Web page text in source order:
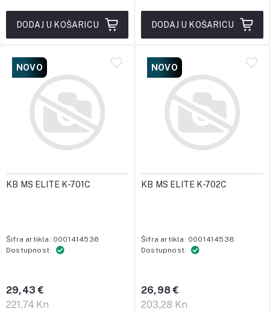
DODAJ U KOŠARICU DODAJ U KOŠARICU
NOVO
KB MS ELITE K-701C
Šifra artikla: 0001414536
Dostupnost:
221,74 Kn
29,43 €
NOVO
KB MS ELITE K-702C
Šifra artikla: 0001414538
Dostupnost:
203,28 Kn
26,98 €